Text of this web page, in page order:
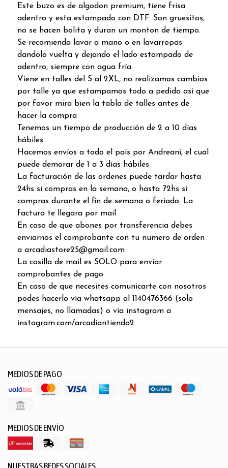
Este buzo es de algodon premium, tiene frisa
adentro y esta estampado con DTF. Son gruesitos,
no se hacen bolita y duran un monton de tiempo.
Se recomienda lavar a mano o en lavarropas
dandolo vuelta y dejando el lado estampado de
adentro, siempre con agua fría
Viene en talles del S al 2XL, no realizamos cambios
por talle ya que estampamos todo a pedido así que
por favor mira bien la tabla de talles antes de
hacer la compra
Tenemos un tiempo de producción de 2 a 10 días
hábiles
Hacemos envíos a todo el país por Andreani, el cual
puede demorar de 1 a 3 días hábiles
La facturación de las ordenes puede tardar hasta
24hs si compras en la semana, o hasta 72hs si
compras durante el fin de semana o feriado. La
factura te llegara por mail
En caso de que abones por transferencia debes
enviarnos el comprobante con tu numero de orden
a arcadiastore25@gmail.com
La casilla de mail es SOLO para enviar
comprobantes de pago
En caso de que necesites comunicarte con nosotros
podes hacerlo vía whatsapp al 1140476366 (solo
mensajes, no llamadas) o vía instagram a
instagram.com/arcadiantienda2
MEDIOS DE PAGO
MEDIOS DE ENVÍO
NUESTRAS REDES SOCIALES